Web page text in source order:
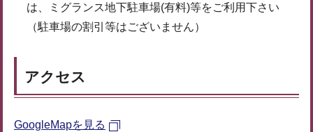
は、ミグランス地下駐車場(有料)等をご利用下さい
（駐車場の割引等はございません）
アクセス
GoogleMapを見る